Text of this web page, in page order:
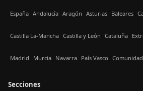
España Andalucía Aragón Asturias Baleares
Castilla La-Mancha Castilla y León Cataluña
Madrid Murcia Navarra País Vasco
Secciones